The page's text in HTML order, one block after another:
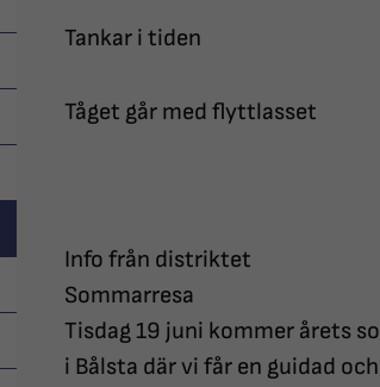
Tankar i tiden
Tåget går med flyttlasset
Info från distriktet
Sommarresa
Tisdag 19 juni kommer årets
i Bålsta där vi får en guidad